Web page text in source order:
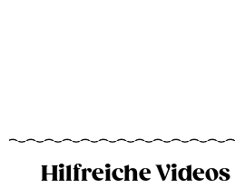
Hilfreiche Videos